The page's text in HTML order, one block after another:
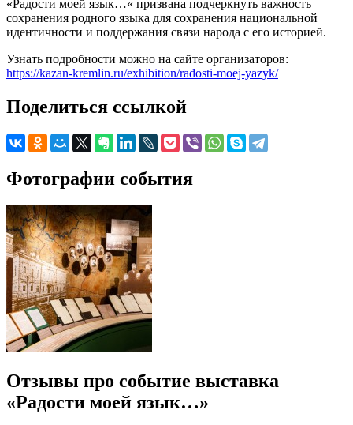
«Радости моей язык…« призвана подчеркнуть важность
сохранения родного языка для сохранения национальной
идентичности и поддержания связи народа с его историей.
Узнать подробности можно на сайте организаторов:
https://kazan-kremlin.ru/exhibition/radosti-moej-yazyk/
Поделиться ссылкой
Фотографии события
Отзывы про событие выставка
«Радости моей язык…»